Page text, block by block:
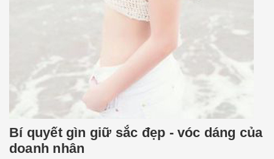
Bí quyết gìn giữ sắc đẹp - vóc dáng của
doanh nhân